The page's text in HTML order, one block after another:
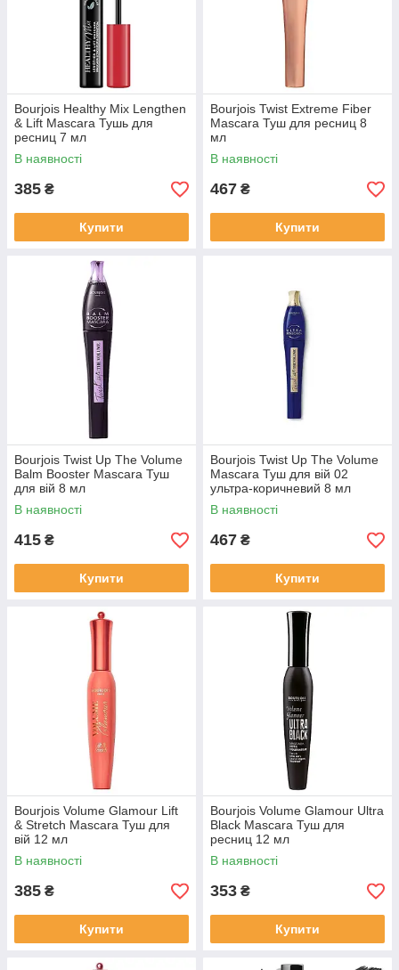
Bourjois Healthy Mix Lengthen
& Lift Mascara Тушь для
ресниц 7 мл
В наявності
385 ₴
Купити
Bourjois Twist Extreme Fiber
Mascara Туш для ресниц 8
мл
В наявності
467 ₴
Купити
Bourjois Twist Up The Volume
Balm Booster Mascara Туш
для вій 8 мл
В наявності
415 ₴
Купити
Bourjois Twist Up The Volume
Mascara Туш для вій 02
ультра-коричневий 8 мл
В наявності
467 ₴
Купити
Bourjois Volume Glamour Lift
& Stretch Mascara Туш для
вій 12 мл
В наявності
385 ₴
Купити
Bourjois Volume Glamour Ultra
Black Mascara Туш для
ресниц 12 мл
В наявності
353 ₴
Купити